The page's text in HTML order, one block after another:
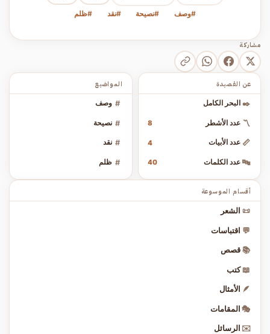
#وصف #نصيحة #نقد #ظلم
مشاركة
المواضيع
# وصف
# نصيحة
# نقد
# ظلم
عن القصيدة
✒️ البحر الكامل
〽️ عدد الأشطر 8
📏 عدد الأبيات 4
🔤 عدد الكلمات 40
أقسام الموسوعة
📜 الشعر
💬 اقتباسات
📚 قصص
📖 كتب
🪶 الأمثال
🎭 المقامات
✉️ الرسائل